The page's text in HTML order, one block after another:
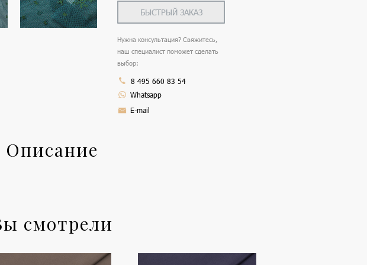
БЫСТРЫЙ ЗАКАЗ
Нужна консультация? Свяжитесь,
наш специалист поможет сделать
выбор:
8 495 660 83 54
Whatsapp
E-mail
Описание
смотрели